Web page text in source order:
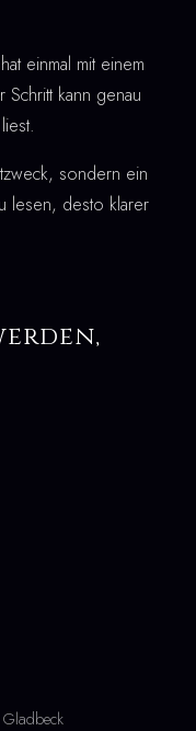
einmal mit einem
kann genau
sondern ein
lesen, desto klarer